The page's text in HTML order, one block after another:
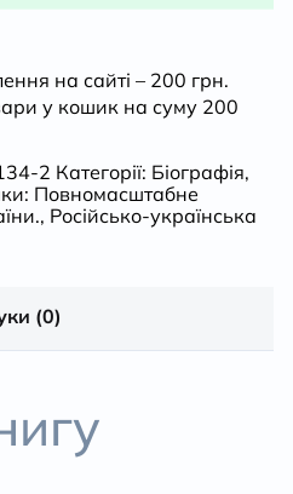
на сайті – 200 грн.
у кошик на суму 200
2 Категорії: Біографія,
Повномасштабне
, Російсько-українська
(0)